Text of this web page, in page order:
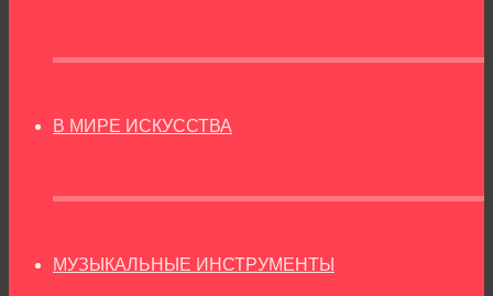
В МИРЕ ИСКУССТВА
МУЗЫКАЛЬНЫЕ ИНСТРУМЕНТЫ